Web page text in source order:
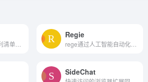
简介：韩国药品专利清单，可...
Regie
rege通过人工智能自动化帮助...
SideChat